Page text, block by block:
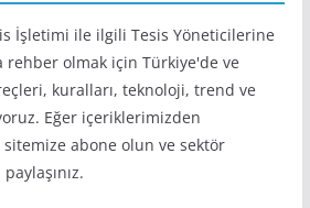
İşletimi ile ilgili Tesis Yöneticilerine
rehber olmak için Türkiye'de ve
kuralları, teknoloji, trend ve
Eğer içeriklerimizden
abone olun ve sektör